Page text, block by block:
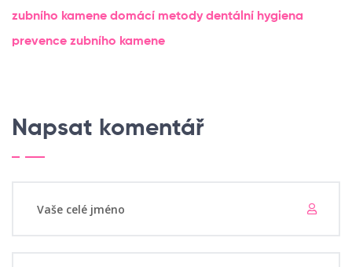
zubního kamene domácí metody dentální hygiena
prevence zubního kamene
Napsat komentář